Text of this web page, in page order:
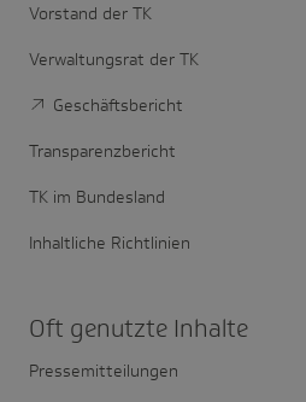
Vorstand der TK
Verwaltungsrat der TK
Geschäftsbericht
Transparenzbericht
TK im Bundesland
Inhaltliche Richtlinien
Oft genutzte Inhalte
Pressemitteilungen